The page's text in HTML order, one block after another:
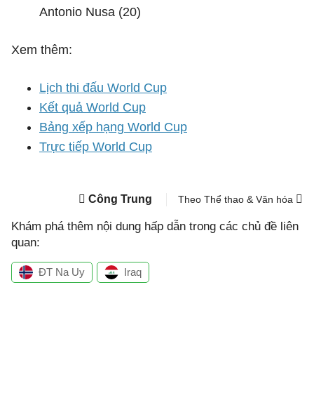
Antonio Nusa (20)
Xem thêm:
Lịch thi đấu World Cup
Kết quả World Cup
Bảng xếp hạng World Cup
Trực tiếp World Cup
Công Trung Theo Thể thao & Văn hóa
Khám phá thêm nội dung hấp dẫn trong các chủ đề liên
quan:
ĐT Na Uy Iraq